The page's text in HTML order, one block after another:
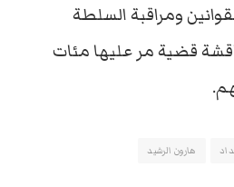
ومراقبة السلطة
قضية مر عليها مئات
هارون الرشيد